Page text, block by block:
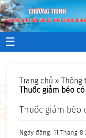
☰
Trang chủ » Thông
Thuốc giảm béo
Thuốc giảm béo
Ngày đăng: 11 Tháng 8